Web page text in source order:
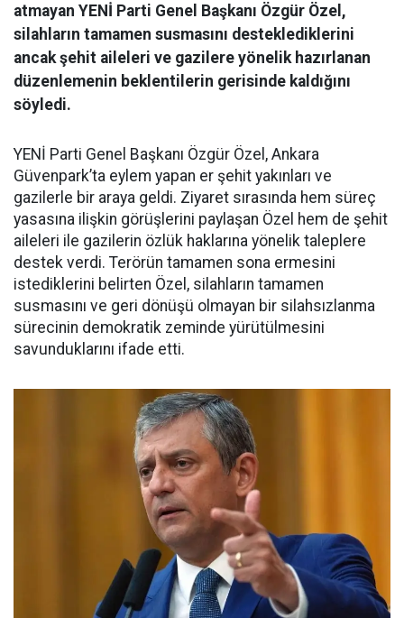
atmayan YENİ Parti Genel Başkanı Özgür Özel,
silahların tamamen susmasını desteklediklerini
ancak şehit aileleri ve gazilere yönelik hazırlanan
düzenlemenin beklentilerin gerisinde kaldığını
söyledi.
YENİ Parti Genel Başkanı Özgür Özel, Ankara
Güvenpark’ta eylem yapan er şehit yakınları ve
gazilerle bir araya geldi. Ziyaret sırasında hem süreç
yasasına ilişkin görüşlerini paylaşan Özel hem de şehit
aileleri ile gazilerin özlük haklarına yönelik taleplere
destek verdi. Terörün tamamen sona ermesini
istediklerini belirten Özel, silahların tamamen
susmasını ve geri dönüşü olmayan bir silahsızlanma
sürecinin demokratik zeminde yürütülmesini
savunduklarını ifade etti.